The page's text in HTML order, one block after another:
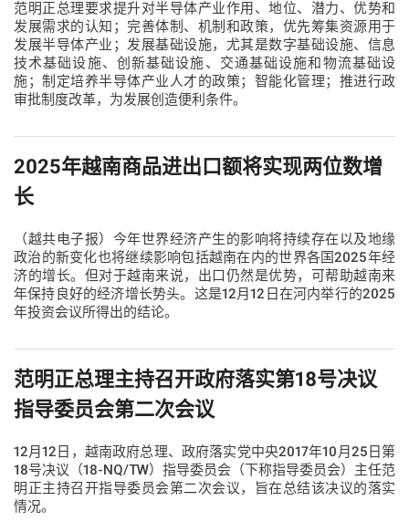
范明正总理要求提升对半导体产业作用、地位、潜力、优势和
发展需求的认知；完善体制、机制和政策，优先筹集资源用于
发展半导体产业；发展基础设施，尤其是数字基础设施、信息
技术基础设施、创新基础设施、交通基础设施和物流基础设
施；制定培养半导体产业人才的政策；智能化管理；推进行政
审批制度改革，为发展创造便利条件。
2025年越南商品进出口额将实现两位数增
长
（越共电子报）今年世界经济产生的影响将持续存在以及地缘
政治的新变化也将继续影响包括越南在内的世界各国2025年经
济的增长。但对于越南来说，出口仍然是优势，可帮助越南来
年保持良好的经济增长势头。这是12月12日在河内举行的2025
年投资会议所得出的结论。
范明正总理主持召开政府落实第18号决议
指导委员会第二次会议
12月12日，越南政府总理、政府落实党中央2017年10月25日第
18号决议（18-NQ/TW）指导委员会（下称指导委员会）主任范
明正主持召开指导委员会第二次会议，旨在总结该决议的落实
情况。